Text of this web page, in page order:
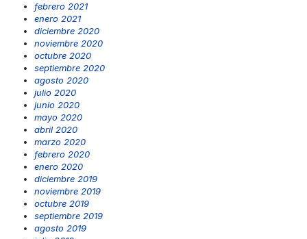
febrero 2021
enero 2021
diciembre 2020
noviembre 2020
octubre 2020
septiembre 2020
agosto 2020
julio 2020
junio 2020
mayo 2020
abril 2020
marzo 2020
febrero 2020
enero 2020
diciembre 2019
noviembre 2019
octubre 2019
septiembre 2019
agosto 2019